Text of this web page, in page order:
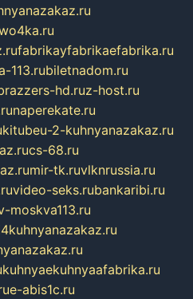
fabrikayfabrikaefabrika.ru
113.rubiletnadom.ru
hd.ruz-host.ru
naperekate.ru
kitubeu-2-kuhnyanazakaz.ru
cs-68.ru
mir-tk.ruvlknrussia.ru
video-seks.rubankaribi.ru
moskva113.ru
kuhnyaekuhnyaafabrika.ru
e-abis1c.ru